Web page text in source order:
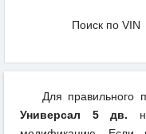
Поиск по VIN
Для правильного
Универсал 5 дв.